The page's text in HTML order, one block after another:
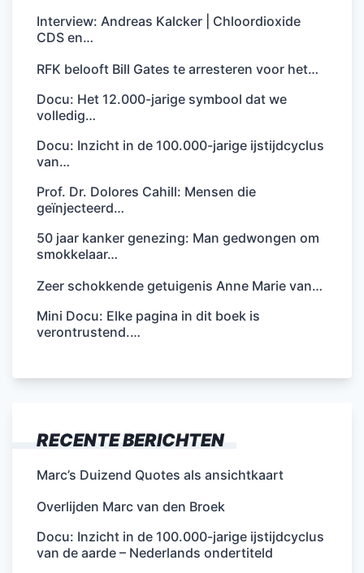
Interview: Andreas Kalcker | Chloordioxide
CDS en…
RFK belooft Bill Gates te arresteren voor het…
Docu: Het 12.000-jarige symbool dat we
volledig…
Docu: Inzicht in de 100.000-jarige ijstijdcyclus
van…
Prof. Dr. Dolores Cahill: Mensen die
geïnjecteerd…
50 jaar kanker genezing: Man gedwongen om
smokkelaar…
Zeer schokkende getuigenis Anne Marie van…
Mini Docu: Elke pagina in dit boek is
verontrustend.…
RECENTE BERICHTEN
Marc’s Duizend Quotes als ansichtkaart
Overlijden Marc van den Broek
Docu: Inzicht in de 100.000-jarige ijstijdcyclus
van de aarde – Nederlands ondertiteld